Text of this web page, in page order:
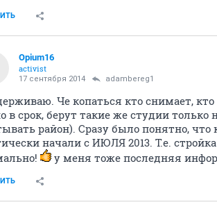
Opium16
activist
17 сентября 2014 adambereg1
Че копаться кто снимает,
в срок, берут такие же студии
район). Сразу было понятно, что
начали с ИЮЛЯ 2013. Т.е.
у меня тоже последняя